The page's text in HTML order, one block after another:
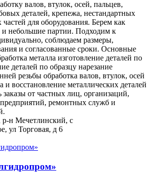
валов, втулок, осей, пальцев,
деталей, крепежа, нестандартных
для оборудования. Берем как
и небольшие партии. Подходим к
соблюдаем размеры,
и согласованные сроки. Основные
металла изготовление деталей по
деталей по образцу нарезание
резьбы обработка валов, втулок, осей
и восстановление металлических деталей
заказы от частных лиц, организаций,
ремонтных служб и
р-н Мечетлинский, с
ул Торговая, д 6